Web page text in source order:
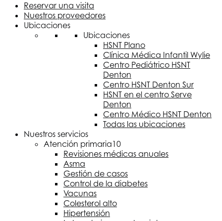
Reservar una visita
Nuestros proveedores
Ubicaciones
Ubicaciones
HSNT Plano
Clínica Médica Infantil Wylie
Centro Pediátrico HSNT
Denton
Centro HSNT Denton Sur
HSNT en el centro Serve
Denton
Centro Médico HSNT Denton
Todas las ubicaciones
Nuestros servicios
Atención primaria10
Revisiones médicas anuales
Asma
Gestión de casos
Control de la diabetes
Vacunas
Colesterol alto
Hipertensión